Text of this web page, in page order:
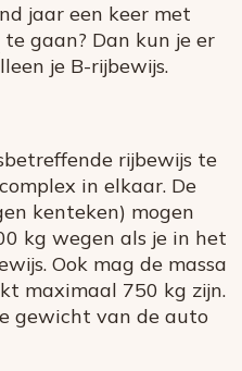
jaar een keer met
te gaan? Dan kun je er
je B-rijbewijs.
rijbewijs te
in elkaar. De
kenteken) mogen
kg wegen als je in het
Ook mag de massa
maximaal 750 kg zijn.
gewicht van de auto